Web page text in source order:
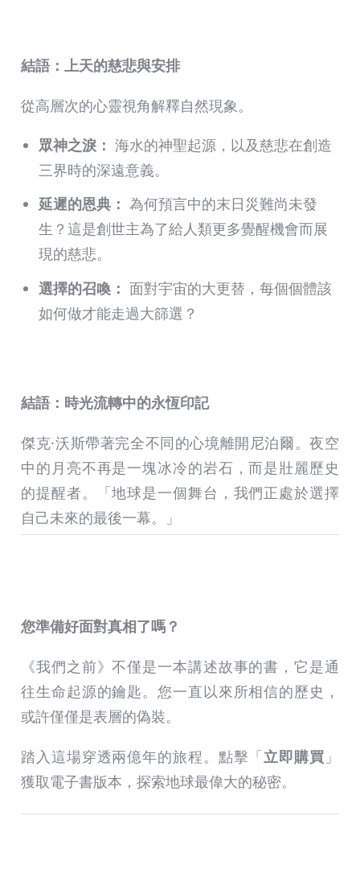
結語：上天的慈悲與安排
從高層次的心靈視角解釋自然現象。
眾神之淚： 海水的神聖起源，以及慈悲在創造
三界時的深遠意義。
延遲的恩典： 為何預言中的末日災難尚未發
生？這是創世主為了給人類更多覺醒機會而展
現的慈悲。
選擇的召喚： 面對宇宙的大更替，每個個體該
如何做才能走過大篩選？
結語：時光流轉中的永恆印記
傑克·沃斯帶著完全不同的心境離開尼泊爾。夜空
中的月亮不再是一塊冰冷的岩石，而是壯麗歷史
的提醒者。「地球是一個舞台，我們正處於選擇
自己未來的最後一幕。」
您準備好面對真相了嗎？
《我們之前》不僅是一本講述故事的書，它是通
往生命起源的鑰匙。您一直以來所相信的歷史，
或許僅僅是表層的偽裝。
踏入這場穿透兩億年的旅程。點擊「立即購買 」
獲取電子書版本，探索地球最偉大的秘密。